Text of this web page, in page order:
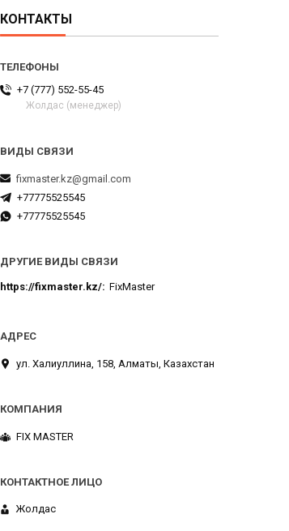
КОНТАКТЫ
+7 (777) 552-55-45
Жолдас (менеджер)
fixmaster.kz@gmail.com
+77775525545
+77775525545
ДРУГИЕ ВИДЫ СВЯЗИ
https://fixmaster.kz/ FixMaster
ул. Халиуллина, 158, Алматы, Казахстан
FIX MASTER
Жолдас